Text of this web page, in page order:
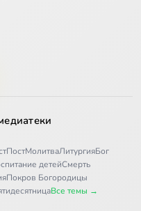
ПостМолитваЛитургияБог
детейСмерть
Покров Богородицы
Все темы →